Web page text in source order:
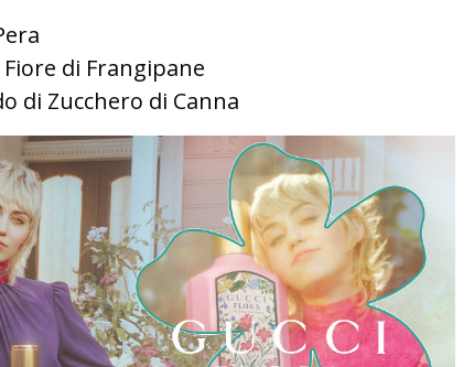
di Frangipane
di Zucchero di Canna